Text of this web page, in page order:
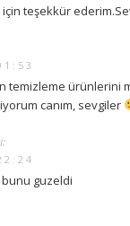
teşekkür
temizleme ürünlerini
canım, sevgiler
guzeldi